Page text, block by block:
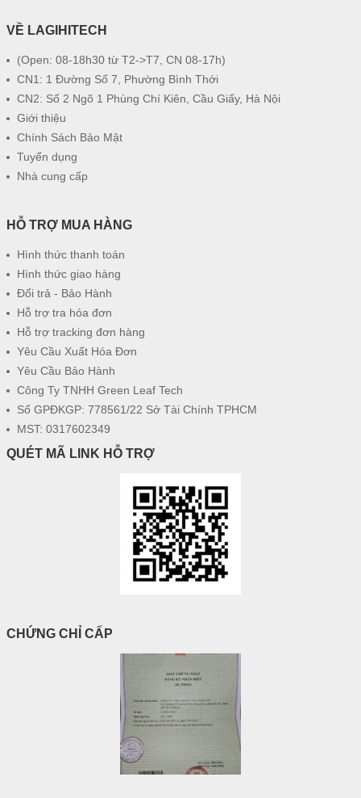
VỀ LAGIHITECH
(Open: 08-18h30 từ T2->T7, CN 08-17h)
CN1: 1 Đường Số 7, Phường Bình Thới
CN2: Số 2 Ngõ 1 Phùng Chí Kiên, Cầu Giấy, Hà Nội
Giới thiệu
Chính Sách Bảo Mật
Tuyển dụng
Nhà cung cấp
HỖ TRỢ MUA HÀNG
Hình thức thanh toán
Hình thức giao hàng
Đổi trả - Bảo Hành
Hỗ trợ tra hóa đơn
Hỗ trợ tracking đơn hàng
Yêu Cầu Xuất Hóa Đơn
Yêu Cầu Bảo Hành
Công Ty TNHH Green Leaf Tech
Số GPĐKGP: 778561/22 Sở Tài Chính TPHCM
MST: 0317602349
QUÉT MÃ LINK HỖ TRỢ
CHỨNG CHỈ CẤP